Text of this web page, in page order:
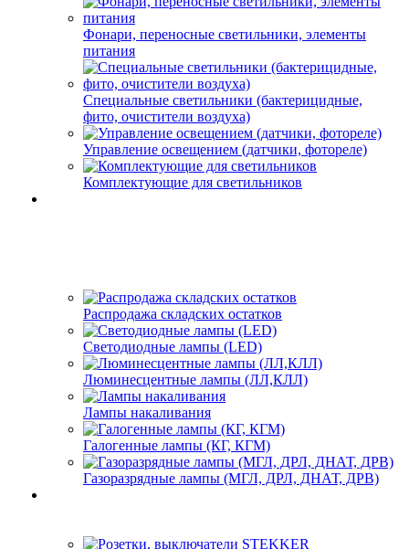
Фонари, переносные светильники, элементы
питания
Специальные светильники (бактерицидные,
фито, очистители воздуха)
Управление освещением (датчики, фотореле)
Комплектующие для светильников
Распродажа складских остатков
Светодиодные лампы (LED)
Люминесцентные лампы (ЛЛ,КЛЛ)
Лампы накаливания
Галогенные лампы (КГ, КГМ)
Газоразрядные лампы (МГЛ, ДРЛ, ДНАТ, ДРВ)